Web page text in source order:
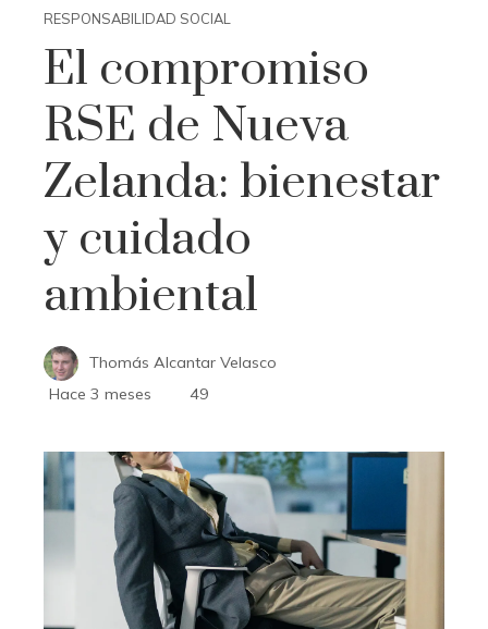
RESPONSABILIDAD SOCIAL
El compromiso
RSE de Nueva
Zelanda: bienestar
y cuidado
ambiental
Thomás Alcantar Velasco
Hace 3 meses
49